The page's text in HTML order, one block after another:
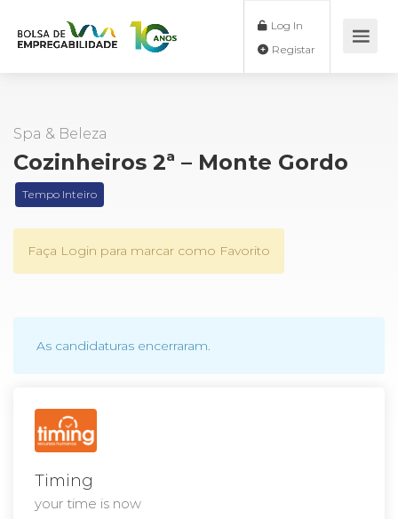
Log In
Spa & Beleza
Cozinheiros 2ª – Monte Gordo
Tempo Inteiro
Faça Login para marcar como Favorito
As candidaturas encerraram.
Timing
your time is now